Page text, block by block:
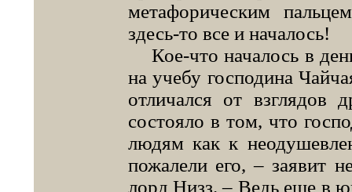
метафорическим
здесь-то все и началось!
Кое-что началось в
на учебу господина
отличался от взглядов
состояло в том, что
людям как к
пожалели его, – заявит
лорд Низз. – Ведь еще в